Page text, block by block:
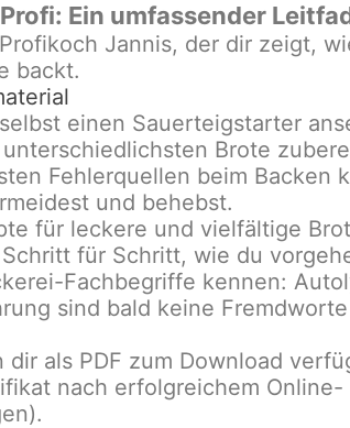
Ein umfassender
Jannis, der dir zeigt,
backt.
einen Sauerteigstarter
Brote
Fehlerquellen beim Backen
und behebst.
für leckere und vielfältige
für Schritt, wie du
Fachbegriffe kennen:
sind bald keine
als PDF zum Download
nach erfolgreichem Online-